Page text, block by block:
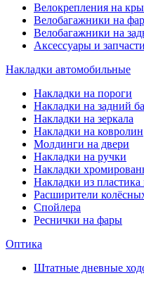
Велокрепления на
Велобагажники на
Велобагажники на
Аксессуары и
Накладки автомобильные
Накладки на пороги
Накладки на задний
Накладки на зеркала
Накладки на ковролин
Молдинги на двери
Накладки на ручки
Накладки
Накладки из пластика
Расширители
Спойлера
Реснички на фары
Оптика
Штатные дневные